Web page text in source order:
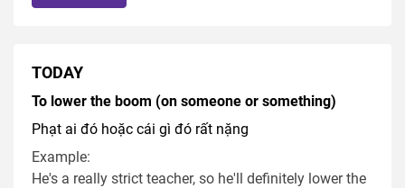
TODAY
To lower the boom (on someone or something)
Phạt ai đó hoặc cái gì đó rất nặng
Example:
He's a really strict teacher, so he'll definitely lower the